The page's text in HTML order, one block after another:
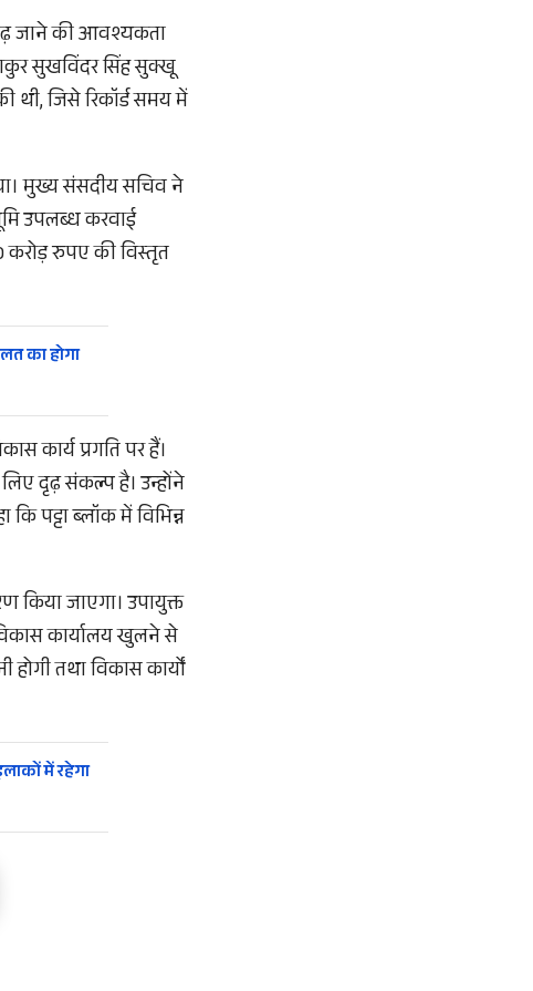
जाने की आवश्यकता
सुखविंदर सिंह सुक्खू
थी, जिसे रिकॉर्ड समय में
मुख्य संसदीय सचिव ने
उपलब्ध करवाई
करोड़ रुपए की विस्तृत
का होगा
कार्य प्रगति पर हैं।
दृढ़ संकल्प है। उन्होंने
पट्टा ब्लॉक में विभिन्न
किया जाएगा। उपायुक्त
कार्यालय खुलने से
तथा विकास कार्यों
में रहेगा